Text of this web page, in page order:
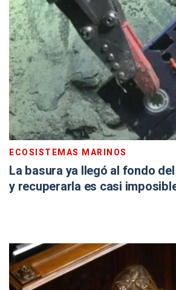
ECOSISTEMAS MARINOS
La basura ya llegó al fondo
y recuperarla es casi